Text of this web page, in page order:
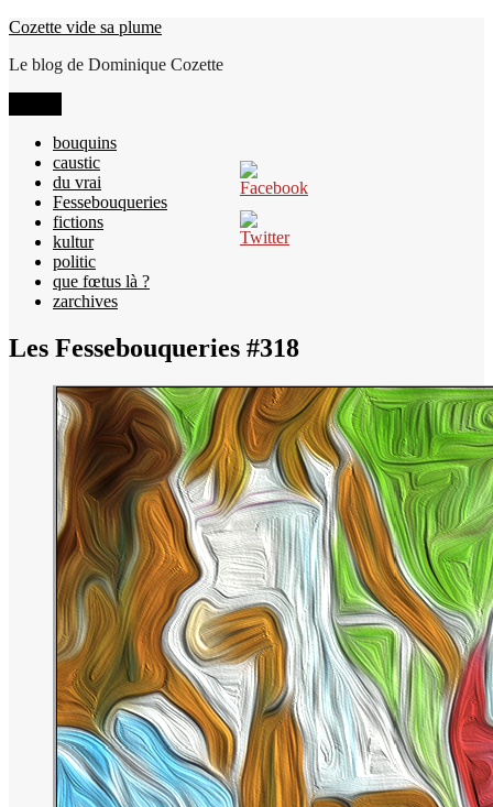
Aller
contenu
Cozette vide sa plume
Le blog de Dominique Cozette
bouquins
caustic
du vrai
Fessebouqueries
fictions
kultur
politic
que fœtus là ?
zarchives
Les Fessebouqueries #318